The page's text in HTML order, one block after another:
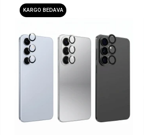
KARGO BEDAVA